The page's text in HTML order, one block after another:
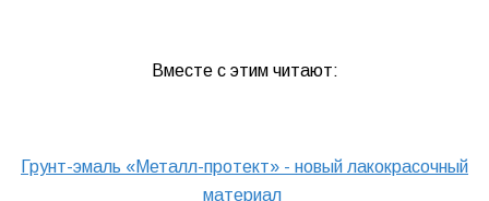
Вместе с этим читают:
Грунт-эмаль «Металл-протект» - новый лакокрасочный
материал